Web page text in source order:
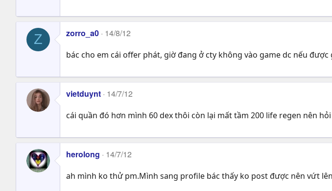
Z zorro_a0 14/8/12
bác cho em cái offer phát, giờ đang ở cty không vào game dc nếu được
vietduynt 14/7/12
cái quần đó hơn mình 60 dex thôi còn lại mất tầm 200 life regen nên
herolong 14/7/12
ah mình ko thử pm.Mình sang profile bác thấy ko post được nên vứt